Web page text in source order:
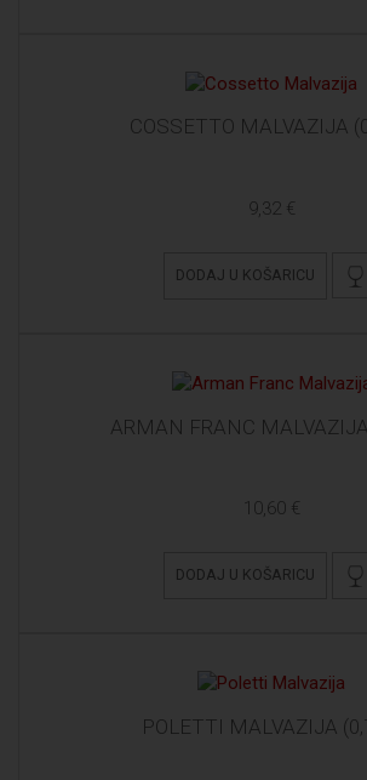
COSSETTO MALVAZIJA
9,32 €
DODAJ U KOŠARICU
ARMAN FRANC
10,60 €
DODAJ U KOŠARICU
POLETTI MALVAZIJA